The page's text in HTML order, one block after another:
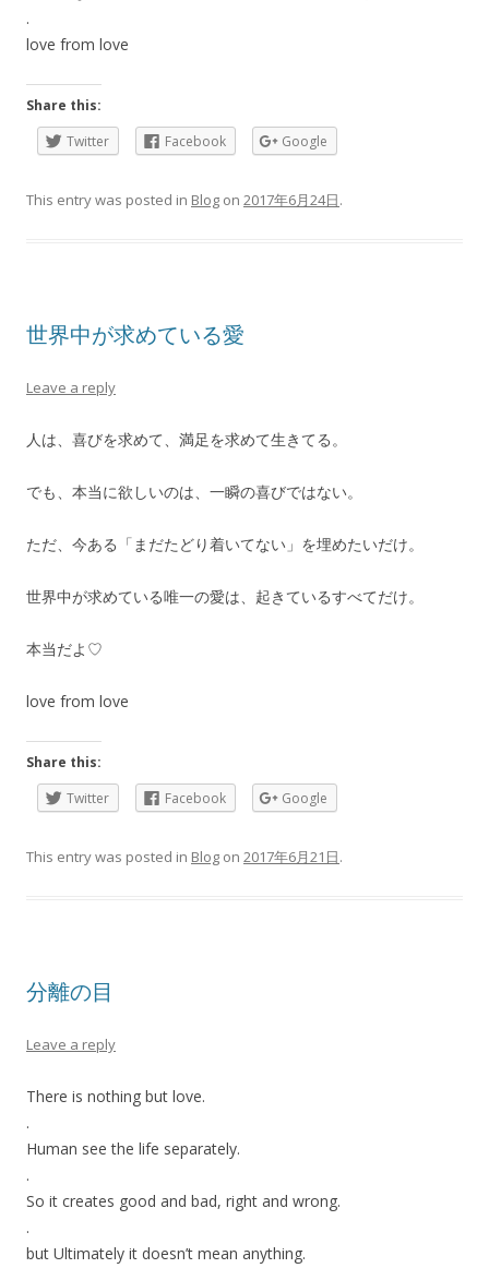
.
love from love
Share this:
Twitter
Facebook Google
This entry was posted in Blog on 2017年6月24日.
世界中が求めている愛
Leave a reply
人は、喜びを求めて、満足を求めて生きてる。
でも、本当に欲しいのは、一瞬の喜びではない。
ただ、今ある「まだたどり着いてない」を埋めたいだけ。
世界中が求めている唯一の愛は、起きているすべてだけ。
本当だよ♡
love from love
Share this:
Twitter
Facebook Google
This entry was posted in Blog on 2017年6月21日.
分離の目
Leave a reply
There is nothing but love.
.
Human see the life separately.
.
So it creates good and bad, right and wrong.
.
but Ultimately it doesn’t mean anything.